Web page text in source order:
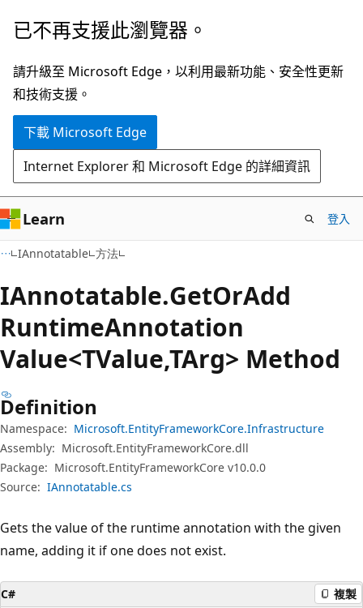
跳
主
要
內
跳
頁
面
內
覽
已不再支援此瀏覽器。
請升級至 Microsoft Edge，以利用最新功能、安全性更新
和技術支援。
下載 Microsoft Edge
Internet Explorer 和 Microsoft Edge 的詳細資訊
Learn 登入
IAnnotatable 方法
IAnnotatable.GetOrAdd
RuntimeAnnotation
Value<TValue,TArg> Method
Definition
Namespace: Microsoft.EntityFrameworkCore.Infrastructure
Assembly: Microsoft.EntityFrameworkCore.dll
Package: Microsoft.EntityFrameworkCore v10.0.0
Source: IAnnotatable.cs
Gets the value of the runtime annotation with the given
name, adding it if one does not exist.
C# 複製